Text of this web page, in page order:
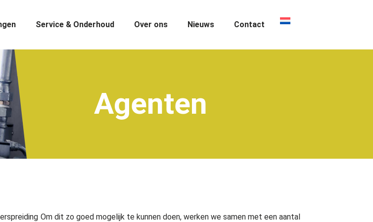
Service & Onderhoud Over ons Nieuws Contact
Agenten
Om dit zo goed mogelijk te kunnen doen, werken we samen met een aantal